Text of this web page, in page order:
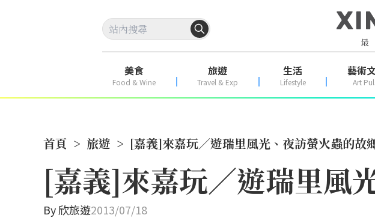
美食
Food & Wine
旅遊
Travel & Exp
生活
Lifestyle
藝術
Art
首頁 > 旅遊 > [嘉義]來嘉玩／遊瑞里風光、夜訪螢火蟲的故
[嘉義]來嘉玩／遊瑞里風
By欣旅遊2013/07/18